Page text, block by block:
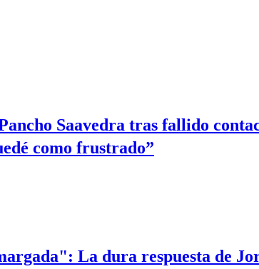
Saavedra tras fallido
como frustrado”
La dura respuesta de